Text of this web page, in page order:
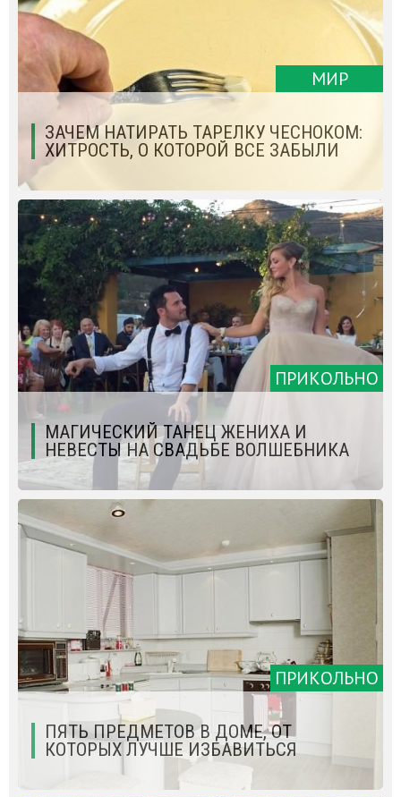
МИР
ЗАЧЕМ НАТИРАТЬ ТАРЕЛКУ ЧЕСНОКОМ:
ХИТРОСТЬ, О КОТОРОЙ ВСЕ ЗАБЫЛИ
ПРИКОЛЬНО
МАГИЧЕСКИЙ ТАНЕЦ ЖЕНИХА И
НЕВЕСТЫ НА СВАДЬБЕ ВОЛШЕБНИКА
ПРИКОЛЬНО
ПЯТЬ ПРЕДМЕТОВ В ДОМЕ, ОТ
КОТОРЫХ ЛУЧШЕ ИЗБАВИТЬСЯ